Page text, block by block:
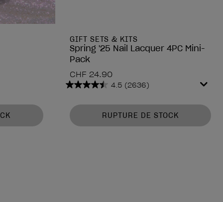
GIFT SETS & KITS
Spring '25 Nail Lacquer 4PC Mini-
Pack
CHF 24.90
4.5 (2636)
4.5
5
étoiles.
RUPTURE DE STOCK